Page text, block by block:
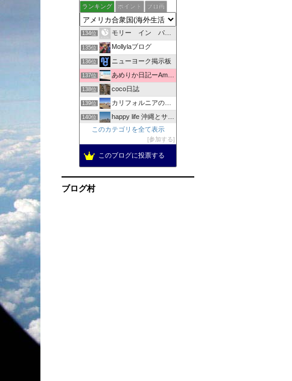
ランキング ポイント ブロ画
132位 fukufuku日記
133位 Jennyと世界へ
134位 モリー イン パラダイス + オリー＜マウイの日々＞
135位 Mollylaブログ
136位 ニューヨーク掲示板
137位 あめりか日記ーAmerica Nikkiー
138位 coco日誌
139位 カリフォルニアの陽射しの中で
140位 happy life 沖縄とサンディエゴ
141位 めおと in NEW YORK | ニューヨーク情報サイト
142位 「はちがー」のアメリカの田舎でバタバタと生きてます！駐在中。
143位 メトロポリタンダイアリー
このカテゴリを全て表示
参加する
このブログに投票する
ブログ村